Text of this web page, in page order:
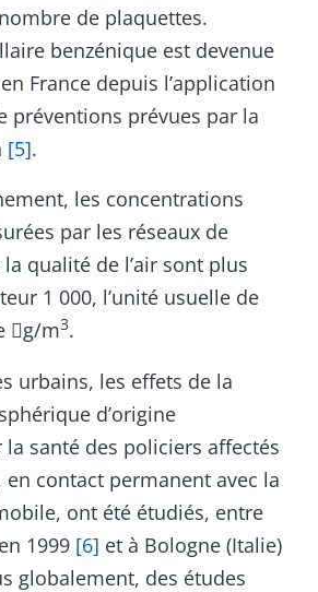
de plaquettes.
benzénique est devenue
France depuis l’application
préventions prévues par la
[5].
les concentrations
par les réseaux de
qualité de l’air sont plus
1 000, l’unité usuelle de
g/m3.
urbains, les effets de la
d’origine
santé des policiers affectés
contact permanent avec la
ont été étudiés, entre
1999 [6] et à Bologne (Italie)
globalement, des études